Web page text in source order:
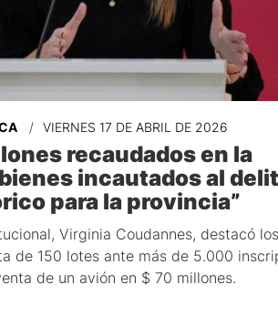
VIERNES 17 DE ABRIL DE 2026
recaudados en la
incautados al
para la provincia”
Virginia Coudannes, destacó los
de 150 lotes ante más de 5.000
de un avión en $ 70 millones.